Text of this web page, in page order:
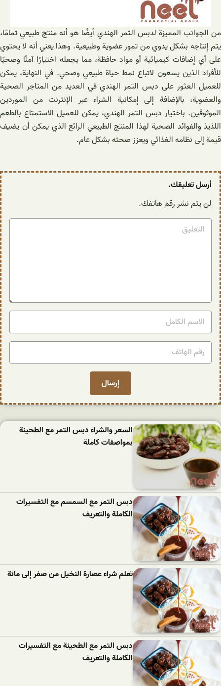
من الجوانب المميزة لدبس التمر الهندي أيضًا هو أنه منتج طبيعي تمامًا،
يتم إنتاجه بشكل يدوي من تمور عضوية وطبيعية. وهذا يعني أنه لا يحتوي
على أي إضافات كيميائية أو مواد حافظة، مما يجعله اختيارًا آمنًا وصحيًا
للأفراد الذين يسعون لاتباع نمط حياة طبيعي وصحي. في النهاية، يمكن
للعميل العثور على دبس التمر الهندي في العديد من المتاجر الصحية
والعضوية، بالإضافة إلى إمكانية الشراء عبر الإنترنت من الموردين
الموثوقين. باختيار دبس التمر الهندي، يمكن للعميل الاستمتاع بالطعم
اللذيذ والفوائد الصحية لهذا المنتج الطبيعي الرائع الذي يمكن أن يضيف
قيمة إلى نظامه الغذائي ويعزز صحته بشكل عام.
أرسل تعليقك.
لن يتم نشر رقم هاتفك.
السعر والشراء دبس التمر مع الطحينة
بمواصفات كاملة
دبس التمر مع السمسم مع التفسيرات
الكاملة والتعريف
تعلم شراء عصارة النخيل من صفر إلى مائة
دبس التمر مع الطحينة مع التفسيرات
الكاملة والتعريف